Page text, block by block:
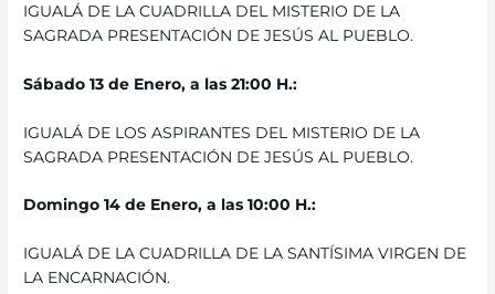
IGUALÁ DE LA CUADRILLA DEL MISTERIO DE LA
SAGRADA PRESENTACIÓN DE JESÚS AL PUEBLO.
Sábado 13 de Enero, a las 21:00 H.:
IGUALÁ DE LOS ASPIRANTES DEL MISTERIO DE LA
SAGRADA PRESENTACIÓN DE JESÚS AL PUEBLO.
Domingo 14 de Enero, a las 10:00 H.:
IGUALÁ DE LA CUADRILLA DE LA SANTÍSIMA VIRGEN DE
LA ENCARNACIÓN.